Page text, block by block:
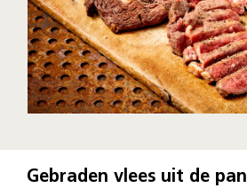
Gebraden vlees uit de pan